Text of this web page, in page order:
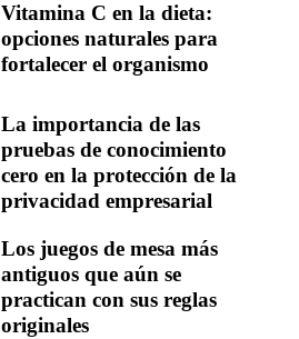
Vitamina C en la dieta:
opciones naturales para
fortalecer el organismo
La importancia de las
pruebas de conocimiento
cero en la protección de la
privacidad empresarial
Los juegos de mesa más
antiguos que aún se
practican con sus reglas
originales